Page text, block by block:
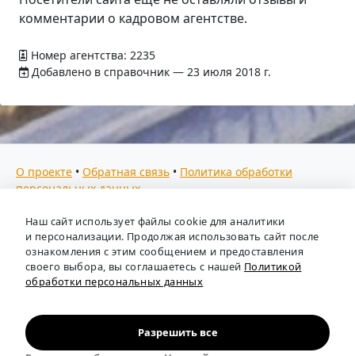
комментарии о кадровом агентстве.
Номер агентства: 2235
Добавлено в справочник — 23 июля 2018 г.
О проекте • Обратная связь • Политика обработки
персональных данных
Мы собираем отзывы, составляем рейтинги и
предоставляем всю информацию о кадровых агентствах
России. Также анализируем ключевые тенденции рынка
труда: отслеживаем динамику зарплат, уровень
безработицы и общую обстановку в отрасли, чтобы вы
Независимый портал-справочник«Кадровые агентства
России».
Наш сайт использует файлы cookie для аналитики
и персонализации. Продолжая использовать сайт после
ознакомления с этим сообщением и предоставления
своего выбора, вы соглашаетесь с нашей Политикой
обработки персональных данных
Разрешить все